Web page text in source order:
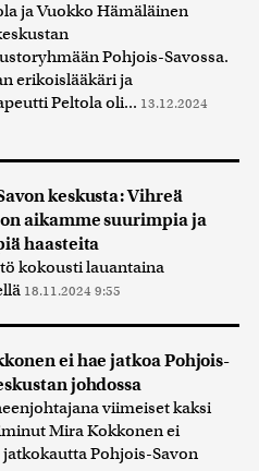
ja Vuokko Hämäläinen
Pohjois-Savossa.
erikoislääkäri ja
Peltola oli... 13.12.2024
keskusta: Vihreä
aikamme suurimpia ja
haasteita
kokousti lauantaina
18.11.2024 9:55
ei hae jatkoa Pohjois-
johdossa
viimeiset kaksi
Mira Kokkonen ei
Pohjois-Savon